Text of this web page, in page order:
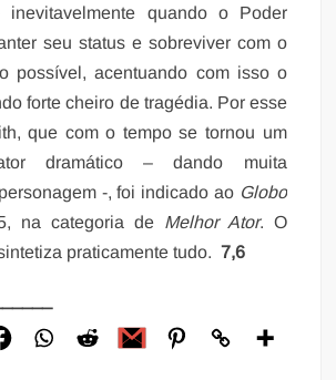
quando o Poder
seu status e sobreviver com o
possível, acentuando com isso o
forte cheiro de tragédia. Por esse
que com o tempo se tornou um
dramático – dando muita
-, foi indicado ao Globo
na categoria de Melhor Ator. O
praticamente tudo.7,6